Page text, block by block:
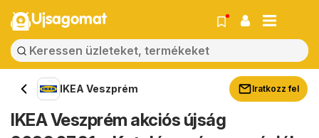
Ujsagomat
IKEA Veszprém Iratkozz fel
IKEA Veszprém akciós újság